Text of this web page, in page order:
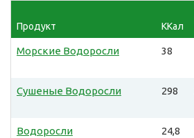
Продукт ККал
Морские Водоросли 38
Сушеные Водоросли 298
Водоросли 24,8